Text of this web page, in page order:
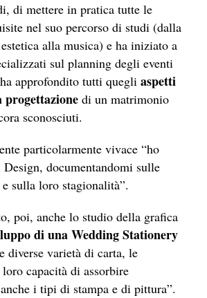
di mettere in pratica tutte le
nel suo percorso di studi (dalla
alla musica) e ha iniziato a
sul planning degli eventi
approfondito tutti quegli aspetti
di un matrimonio
sconosciuti.
particolarmente vivace “ho
documentandomi sulle
sulla loro stagionalità”.
poi, anche lo studio della grafica
di una Wedding Stationery
diverse varietà di carta, le
capacità di assorbire
i tipi di stampa e di pittura”.